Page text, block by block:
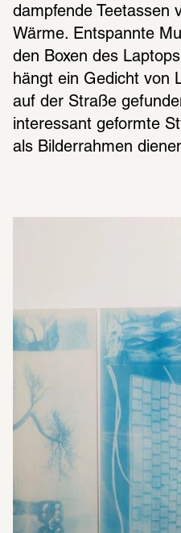
dampfende Teetassen
Wärme. Entspannte
den Boxen des
hängt ein Gedicht von
auf der Straße
interessant geformte
als Bilderrahmen